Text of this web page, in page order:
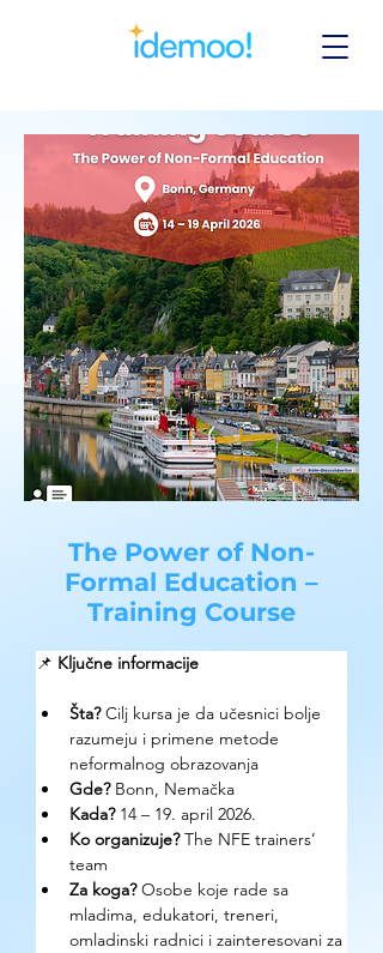
The Power of Non-
Formal Education –
Training Course
📌 Ključne informacije
Šta? Cilj kursa je da učesnici bolje
razumeju i primene metode
neformalnog obrazovanja
Gde? Bonn, Nemačka
Kada? 14 – 19. april 2026.
Ko organizuje? The NFE trainers’
team
Za koga? Osobe koje rade sa
mladima, edukatori, treneri,
omladinski radnici i zainteresovani za